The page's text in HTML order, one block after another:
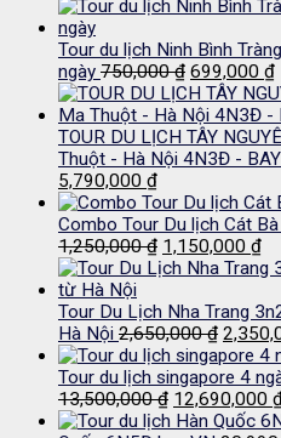
Tour du lịch Ninh Bình
ngày 750,000₫ Giá
gốc
là:
750,000 ₫.
699,000 ₫
TOUR DU LỊCH TÂY
Thuột - Hà Nội 4N3Đ -
Giá
gốc
là:
5,990,000 ₫.
5,790,000 ₫Giá
hiện
tại
là:
5,790,000 ₫.
Combo Tour Du lịch Cát
1,250,000₫ Giá
gốc
1,250,000 ₫.
1,150,000 ₫Giá
là:
Tour Du Lịch Nha Trang
Hà Nội 2,650,000₫ Giá
gốc
là:
Tour du lịch singapore 4
13,500,000₫ Giá
gốc
12,690,000